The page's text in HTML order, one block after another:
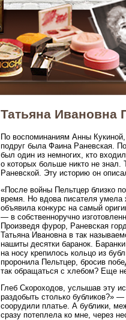
Татьяна Ивановна
По воспоминаниям Анны
подруг была Фаина Раневская.
был один из немногих, кто
о которых больше никто не знал.
Раневской. Эту историю он
«После войны Пельтцер близко
время. Но вдова писателя умела
объявила конкурс на самый
— в собственноручно
Произведя фурор, Раневская
Татьяна Ивановна в так
нашиты десятки баранок.
на носу крепилось кольцо из
проронила Пельтцер, бросив
так обращаться с хлебом? Еще
Глеб Скороходов, услышав эту
раздобыть столько бубликов?»
соорудили платье. А бублики,
сразу потеплела ко мне, через